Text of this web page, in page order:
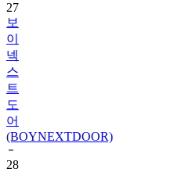
27
보
이
넥
스
트
도
어
(BOYNEXTDOOR)
28